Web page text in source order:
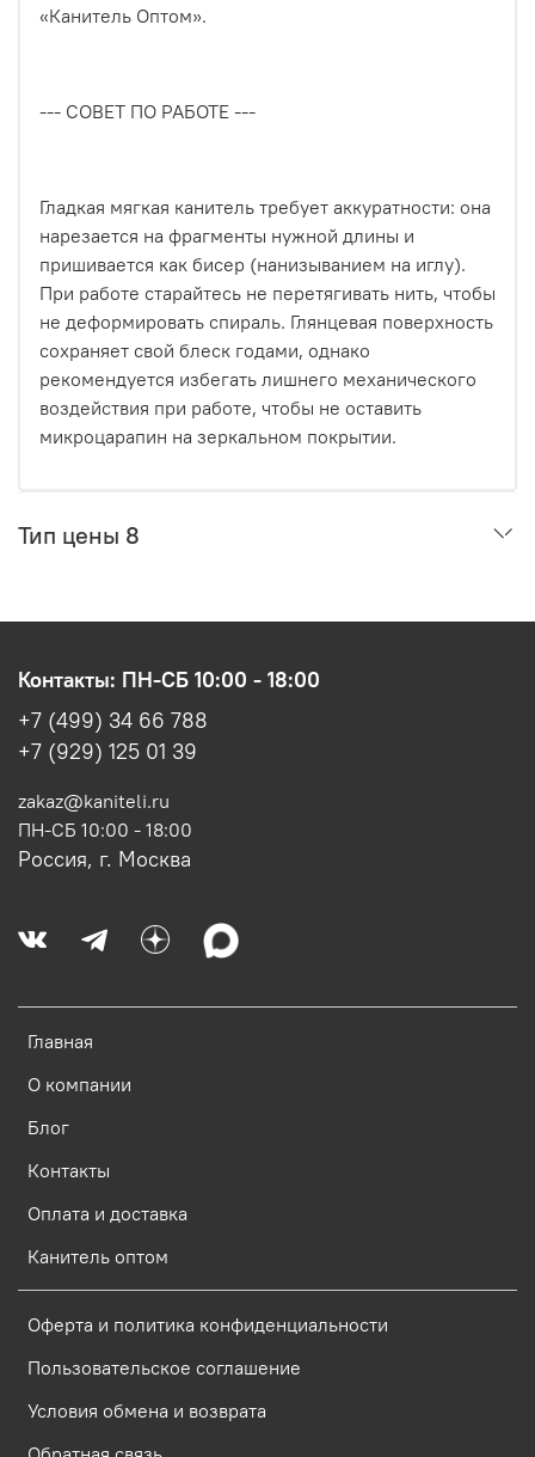
«Канитель Оптом».
--- СОВЕТ ПО РАБОТЕ ---
Гладкая мягкая канитель требует аккуратности: она
нарезается на фрагменты нужной длины и
пришивается как бисер (нанизыванием на иглу).
При работе старайтесь не перетягивать нить, чтобы
не деформировать спираль. Глянцевая поверхность
сохраняет свой блеск годами, однако
рекомендуется избегать лишнего механического
воздействия при работе, чтобы не оставить
микроцарапин на зеркальном покрытии.
Тип цены 8
Главная
О компании
Блог
Контакты
Оплата и доставка
Канитель оптом
Оферта и политика конфиденциальности
Пользовательское соглашение
Условия обмена и возврата
Контакты: ПН-СБ 10:00 - 18:00
+7 (499) 34 66 788
+7 (929) 125 01 39
zakaz@kaniteli.ru
ПН-СБ 10:00 - 18:00
Россия, г. Москва